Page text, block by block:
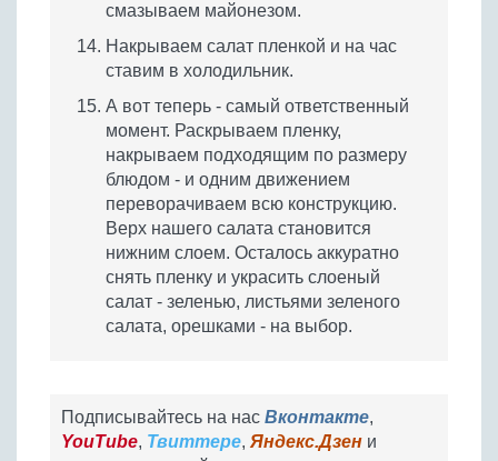
смазываем майонезом.
Накрываем салат пленкой и на час
ставим в холодильник.
А вот теперь - самый ответственный
момент. Раскрываем пленку,
накрываем подходящим по размеру
блюдом - и одним движением
переворачиваем всю конструкцию.
Верх нашего салата становится
нижним слоем. Осталось аккуратно
снять пленку и украсить слоеный
салат - зеленью, листьями зеленого
салата, орешками - на выбор.
Подписывайтесь на нас Вконтакте,
YouTube, Твиттере, Яндекс.Дзен и